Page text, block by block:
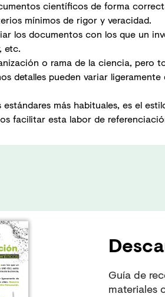
científicos de forma
mínimos de rigor y veracidad.
los documentos con los que un
etc.
o rama de la ciencia, pero
detalles pueden variar
más habituales, es el
facilitar esta labor de
Guía de
materiales